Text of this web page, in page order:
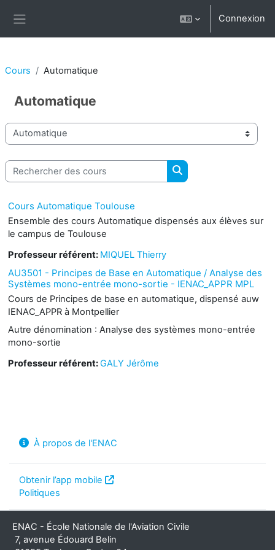
Connexion
Cours Automatique
Automatique
Catégories de cours
Rechercher des cours
Rechercher des cours
Cours Automatique Toulouse
Ensemble des cours Automatique dispensés aux élèves sur
le campus de Toulouse
Professeur référent: MIQUEL Thierry
AU3501 - Principes de Base en Automatique / Analyse des
Systèmes mono-entrée mono-sortie - IENAC_APPR MPL
Cours de Principes de base en automatique, dispensé auw
IENAC_APPR à Montpellier
Autre dénomination : Analyse des systèmes mono-entrée
mono-sortie
Professeur référent:GALY Jérôme
À propos de l'ENAC
Obtenir l’app mobile
Politiques
ENAC - École Nationale de l'Aviation Civile
7, avenue Édouard Belin